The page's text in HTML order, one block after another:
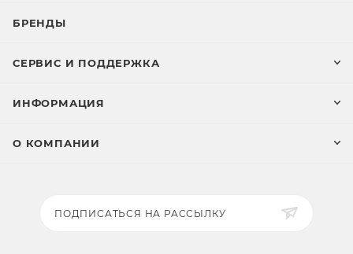
БРЕНДЫ
СЕРВИС И ПОДДЕРЖКА
ИНФОРМАЦИЯ
О КОМПАНИИ
ПОДПИСАТЬСЯ НА РАССЫЛКУ